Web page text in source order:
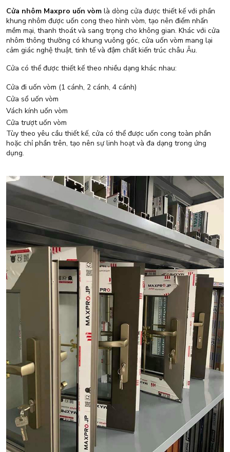
Cửa nhôm Maxpro uốn vòm là dòng cửa được thiết kế với phần
khung nhôm được uốn cong theo hình vòm, tạo nên điểm nhấn
mềm mại, thanh thoát và sang trọng cho không gian. Khác với cửa
nhôm thông thường có khung vuông góc, cửa uốn vòm mang lại
cảm giác nghệ thuật, tinh tế và đậm chất kiến trúc châu Âu.
Cửa có thể được thiết kế theo nhiều dạng khác nhau:
Cửa đi uốn vòm (1 cánh, 2 cánh, 4 cánh)
Cửa sổ uốn vòm
Vách kính uốn vòm
Cửa trượt uốn vòm
Tùy theo yêu cầu thiết kế, cửa có thể được uốn cong toàn phần
hoặc chỉ phần trên, tạo nên sự linh hoạt và đa dạng trong ứng
dụng.